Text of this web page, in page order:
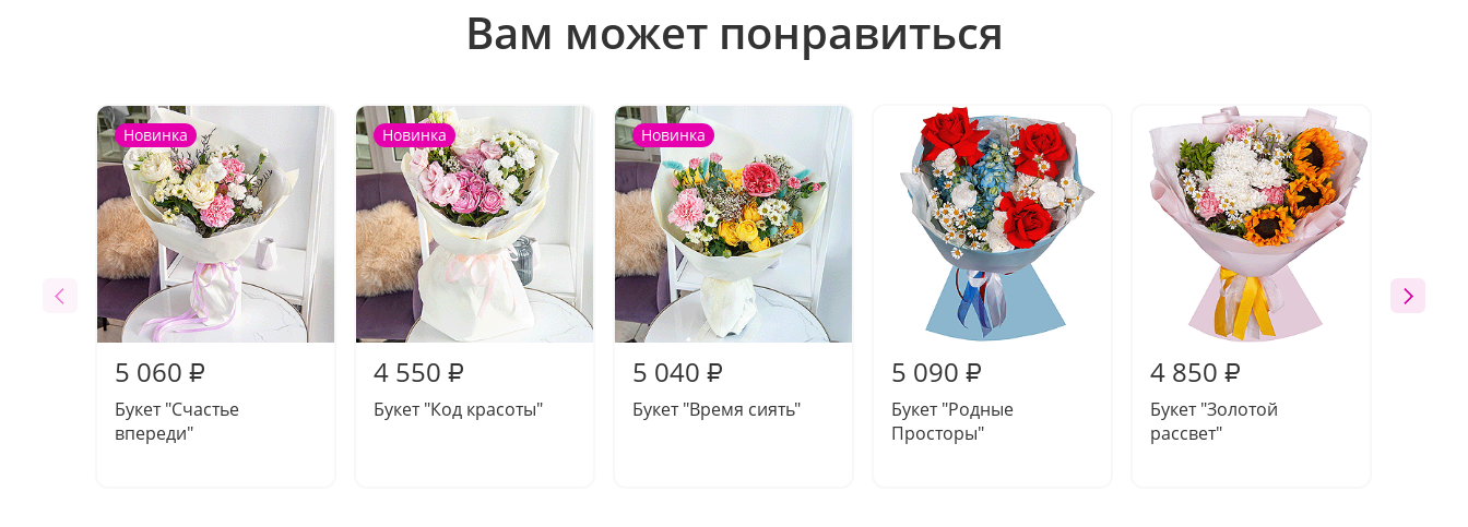
Вам может понравиться
Новинка
5 060 ₽
Букет "Счастье
впереди"
Новинка
4 550 ₽
Букет "Код красоты"
Новинка
5 040 ₽
Букет "Время сиять"
5 090 ₽
Букет "Родные
Просторы"
4 850 ₽
Букет "Золотой
рассвет"